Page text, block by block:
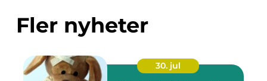
Fler nyheter
30. jul